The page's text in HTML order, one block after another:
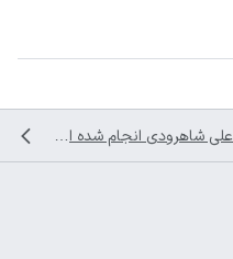
علی شاهرودی انجام شده است